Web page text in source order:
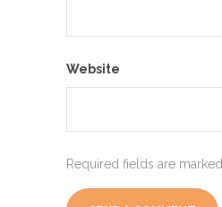
Website
Required fields are marked